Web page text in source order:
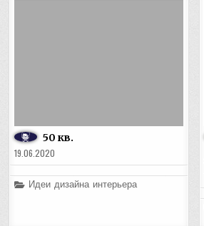
50 кв.
19.06.2020
Posted
in
Идеи дизайна интерьера